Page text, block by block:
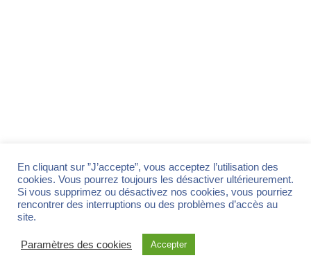
Accueil Blog
Formations et ateliers
Informations pratiques
Mentions légales
Prendre rendez-vous
RGPD et Protection des Données
Tarifs
Marion Wurtz Naturopathie © 2025 - conçu avec joie par Marion
En cliquant sur ”J’accepte”, vous acceptez l’utilisation des
cookies. Vous pourrez toujours les désactiver ultérieurement.
Si vous supprimez ou désactivez nos cookies, vous pourriez
rencontrer des interruptions ou des problèmes d’accès au
site.
Paramètres des cookies Accepter